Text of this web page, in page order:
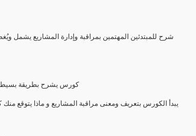
شرح للمبتدئين المهتمين بمراقبة وإدارة المشاريع يشمل
كورس يشرح بطريقة بسيطة
يبدأ الكورس بتعريف ومعنى مراقبة المشاريع و ماذا